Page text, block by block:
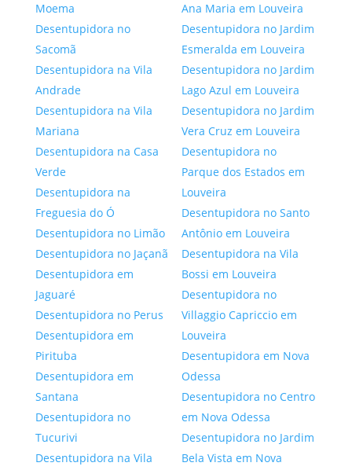
Moema
Desentupidora no
Sacomã
Desentupidora na Vila
Andrade
Desentupidora na Vila
Mariana
Desentupidora na Casa
Verde
Desentupidora na
Freguesia do Ó
Desentupidora no Limão
Desentupidora no Jaçanã
Desentupidora em
Jaguaré
Desentupidora no Perus
Desentupidora em
Pirituba
Desentupidora em
Santana
Desentupidora no
Tucurivi
Desentupidora na Vila
Ana Maria em Louveira
Desentupidora no Jardim
Esmeralda em Louveira
Desentupidora no Jardim
Lago Azul em Louveira
Desentupidora no Jardim
Vera Cruz em Louveira
Desentupidora no
Parque dos Estados em
Louveira
Desentupidora no Santo
Antônio em Louveira
Desentupidora na Vila
Bossi em Louveira
Desentupidora no
Villaggio Capriccio em
Louveira
Desentupidora em Nova
Odessa
Desentupidora no Centro
em Nova Odessa
Desentupidora no Jardim
Bela Vista em Nova